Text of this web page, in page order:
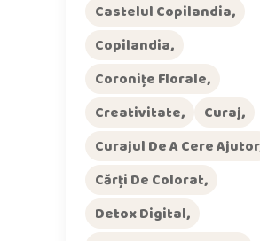
Castelul Copilandia
Copilandia
Coronițe Florale
Creativitate
Curaj
Curajul De A Cere Ajutor
Cărți De Colorat
Detox Digital